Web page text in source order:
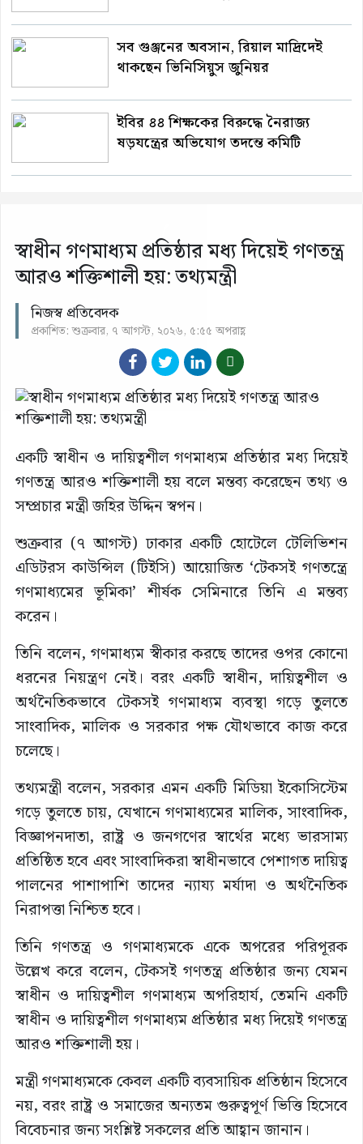
সব গুঞ্জনের অবসান, রিয়াল মাদ্রিদেই
থাকছেন ভিনিসিয়ুস জুনিয়র
ইবির ৪৪ শিক্ষকের বিরুদ্ধে নৈরাজ্য
ষড়যন্ত্রের অভিযোগ তদন্তে কমিটি
স্বাধীন গণমাধ্যম প্রতিষ্ঠার মধ্য দিয়েই গণতন্ত্র
আরও শক্তিশালী হয়: তথ্যমন্ত্রী
নিজস্ব প্রতিবেদক
প্রকাশিত: শুক্রবার, ৭ আগস্ট, ২০২৬, ৫:৫৫ অপরাহ্ণ
একটি স্বাধীন ও দায়িত্বশীল গণমাধ্যম প্রতিষ্ঠার মধ্য দিয়েই
গণতন্ত্র আরও শক্তিশালী হয় বলে মন্তব্য করেছেন তথ্য ও
সম্প্রচার মন্ত্রী জহির উদ্দিন স্বপন।
শুক্রবার (৭ আগস্ট) ঢাকার একটি হোটেলে টেলিভিশন
এডিটরস কাউন্সিল (টিইসি) আয়োজিত ‘টেকসই গণতন্ত্রে
গণমাধ্যমের ভূমিকা’ শীর্ষক সেমিনারে তিনি এ মন্তব্য
করেন।
তিনি বলেন, গণমাধ্যম স্বীকার করছে তাদের ওপর কোনো
ধরনের নিয়ন্ত্রণ নেই। বরং একটি স্বাধীন, দায়িত্বশীল ও
অর্থনৈতিকভাবে টেকসই গণমাধ্যম ব্যবস্থা গড়ে তুলতে
সাংবাদিক, মালিক ও সরকার পক্ষ যৌথভাবে কাজ করে
চলেছে।
তথ্যমন্ত্রী বলেন, সরকার এমন একটি মিডিয়া ইকোসিস্টেম
গড়ে তুলতে চায়, যেখানে গণমাধ্যমের মালিক, সাংবাদিক,
বিজ্ঞাপনদাতা, রাষ্ট্র ও জনগণের স্বার্থের মধ্যে ভারসাম্য
প্রতিষ্ঠিত হবে এবং সাংবাদিকরা স্বাধীনভাবে পেশাগত দায়িত্ব
পালনের পাশাপাশি তাদের ন্যায্য মর্যাদা ও অর্থনৈতিক
নিরাপত্তা নিশ্চিত হবে।
তিনি গণতন্ত্র ও গণমাধ্যমকে একে অপরের পরিপূরক
উল্লেখ করে বলেন, টেকসই গণতন্ত্র প্রতিষ্ঠার জন্য যেমন
স্বাধীন ও দায়িত্বশীল গণমাধ্যম অপরিহার্য, তেমনি একটি
স্বাধীন ও দায়িত্বশীল গণমাধ্যম প্রতিষ্ঠার মধ্য দিয়েই গণতন্ত্র
আরও শক্তিশালী হয়।
মন্ত্রী গণমাধ্যমকে কেবল একটি ব্যবসায়িক প্রতিষ্ঠান হিসেবে
নয়, বরং রাষ্ট্র ও সমাজের অন্যতম গুরুত্বপূর্ণ ভিত্তি হিসেবে
বিবেচনার জন্য সংশ্লিষ্ট সকলের প্রতি আহ্বান জানান।